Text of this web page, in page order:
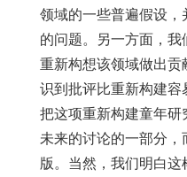
领域的一些普遍假设
的问题。另一方面，
重新构想该领域做出
识到批评比重新构建
把这项重新构建童年
未来的讨论的一部分
版。当然，我们明白